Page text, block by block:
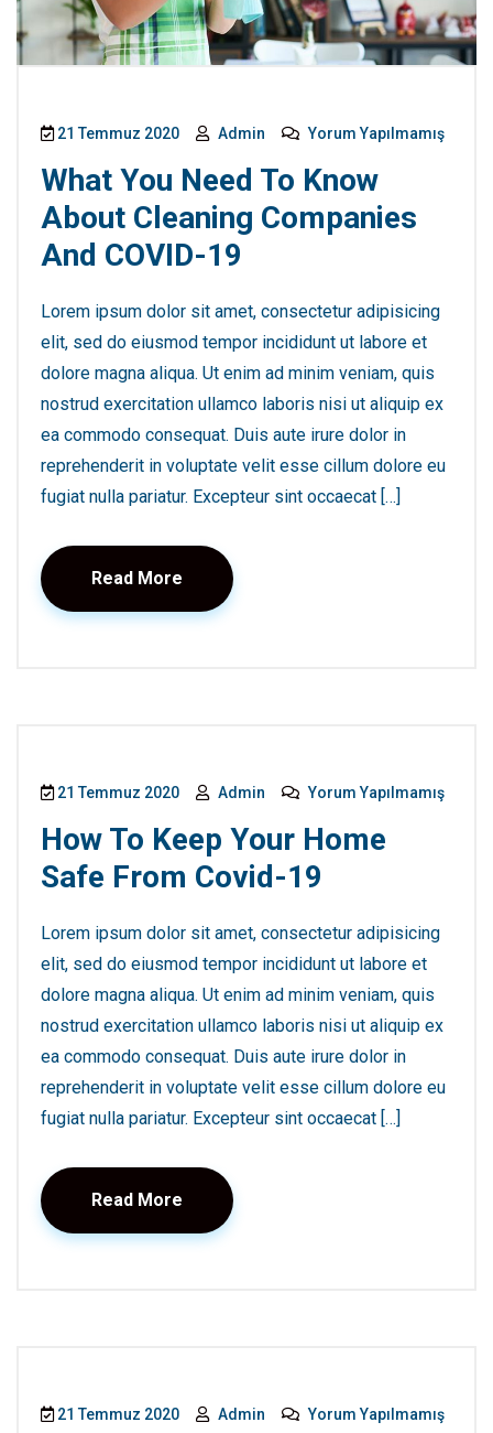
21 Temmuz 2020 Admin Yorum Yapılmamış
What You Need To Know
About Cleaning Companies
And COVID-19
Lorem ipsum dolor sit amet, consectetur adipisicing
elit, sed do eiusmod tempor incididunt ut labore et
dolore magna aliqua. Ut enim ad minim veniam, quis
nostrud exercitation ullamco laboris nisi ut aliquip ex
ea commodo consequat. Duis aute irure dolor in
reprehenderit in voluptate velit esse cillum dolore eu
fugiat nulla pariatur. Excepteur sint occaecat […]
Read More
21 Temmuz 2020 Admin Yorum Yapılmamış
How To Keep Your Home
Safe From Covid-19
Lorem ipsum dolor sit amet, consectetur adipisicing
elit, sed do eiusmod tempor incididunt ut labore et
dolore magna aliqua. Ut enim ad minim veniam, quis
nostrud exercitation ullamco laboris nisi ut aliquip ex
ea commodo consequat. Duis aute irure dolor in
reprehenderit in voluptate velit esse cillum dolore eu
fugiat nulla pariatur. Excepteur sint occaecat […]
Read More
21 Temmuz 2020 Admin Yorum Yapılmamış